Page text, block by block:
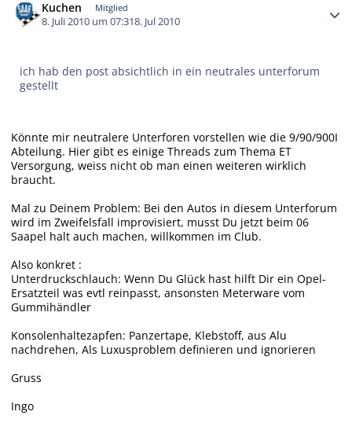
Kuchen Mitglied
8. Juli 2010 um 07:318. Jul 2010
ich hab den post absichtlich in ein neutrales unterforum
gestellt
Könnte mir neutralere Unterforen vorstellen wie die 9/90/900I
Abteilung. Hier gibt es einige Threads zum Thema ET
Versorgung, weiss nicht ob man einen weiteren wirklich
braucht.
Mal zu Deinem Problem: Bei den Autos in diesem Unterforum
wird im Zweifelsfall improvisiert, musst Du jetzt beim 06
Saapel halt auch machen, willkommen im Club.
Also konkret :
Unterdruckschlauch: Wenn Du Glück hast hilft Dir ein Opel-
Ersatzteil was evtl reinpasst, ansonsten Meterware vom
Gummihändler
Konsolenhaltezapfen: Panzertape, Klebstoff, aus Alu
nachdrehen, Als Luxusproblem definieren und ignorieren
Gruss
Ingo